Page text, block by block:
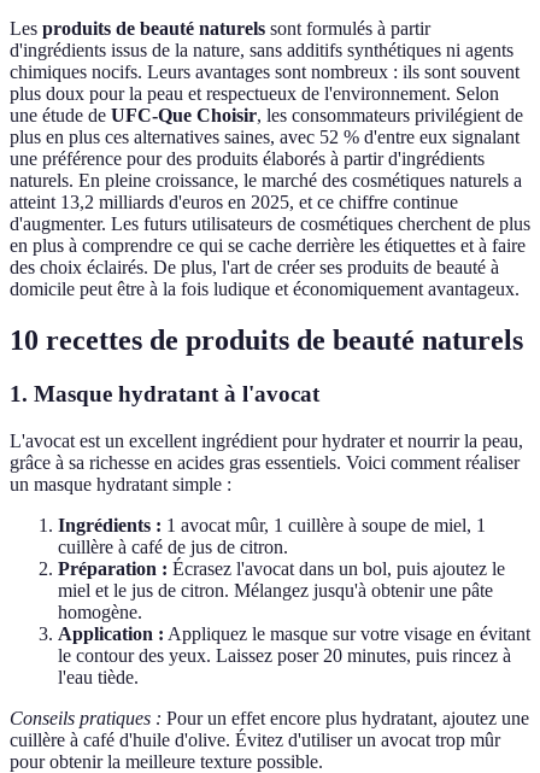
Les produits de beauté naturels sont formulés à partir
d'ingrédients issus de la nature, sans additifs synthétiques ni agents
chimiques nocifs. Leurs avantages sont nombreux : ils sont souvent
plus doux pour la peau et respectueux de l'environnement. Selon
une étude de UFC-Que Choisir, les consommateurs privilégient de
plus en plus ces alternatives saines, avec 52 % d'entre eux signalant
une préférence pour des produits élaborés à partir d'ingrédients
naturels. En pleine croissance, le marché des cosmétiques naturels a
atteint 13,2 milliards d'euros en 2025, et ce chiffre continue
d'augmenter. Les futurs utilisateurs de cosmétiques cherchent de plus
en plus à comprendre ce qui se cache derrière les étiquettes et à faire
des choix éclairés. De plus, l'art de créer ses produits de beauté à
domicile peut être à la fois ludique et économiquement avantageux.
10 recettes de produits de beauté naturels
1. Masque hydratant à l'avocat
L'avocat est un excellent ingrédient pour hydrater et nourrir la peau,
grâce à sa richesse en acides gras essentiels. Voici comment réaliser
un masque hydratant simple :
Ingrédients : 1 avocat mûr, 1 cuillère à soupe de miel, 1
cuillère à café de jus de citron.
Préparation : Écrasez l'avocat dans un bol, puis ajoutez le
miel et le jus de citron. Mélangez jusqu'à obtenir une pâte
homogène.
Application : Appliquez le masque sur votre visage en évitant
le contour des yeux. Laissez poser 20 minutes, puis rincez à
l'eau tiède.
Conseils pratiques : Pour un effet encore plus hydratant, ajoutez une
cuillère à café d'huile d'olive. Évitez d'utiliser un avocat trop mûr
pour obtenir la meilleure texture possible.